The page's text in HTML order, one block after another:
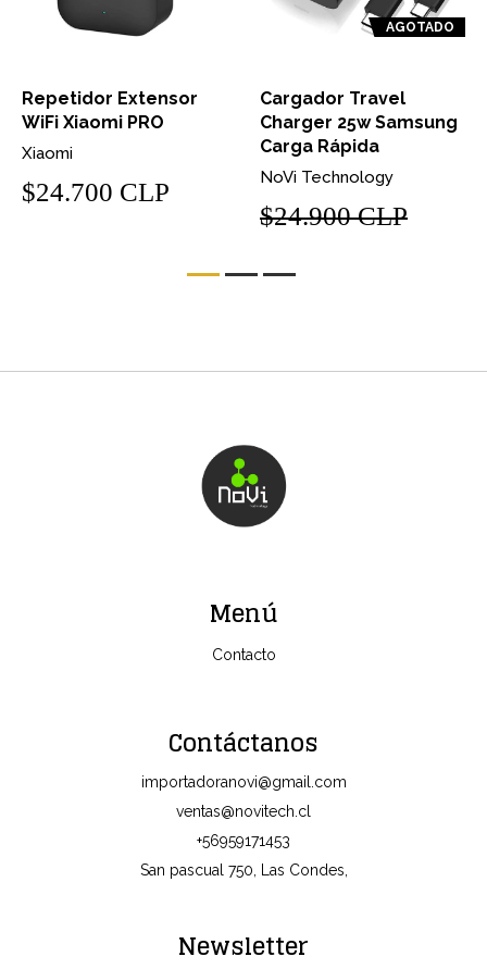
Repetidor Extensor
WiFi Xiaomi PRO
Xiaomi
$24.700 CLP
AGOTADO
Cargador Travel
Charger 25w Samsung
Carga Rápida
NoVi Technology
$24.900 CLP
Menú
Contacto
Contáctanos
importadoranovi@gmail.com
ventas@novitech.cl
+56959171453
San pascual 750, Las Condes,
Newsletter